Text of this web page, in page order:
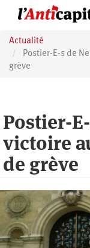
principal
Actualité
Postier-E-s de
grève
Postier-
victoire
de grève